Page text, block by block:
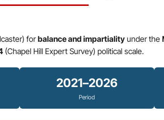
forbalance and impartiality under the
(Chapel Hill Expert Survey) political scale.
2021–2026
Period